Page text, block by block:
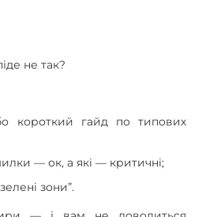
не так?
короткий гайд по типових
— ок, а які — критичні;
зони”.